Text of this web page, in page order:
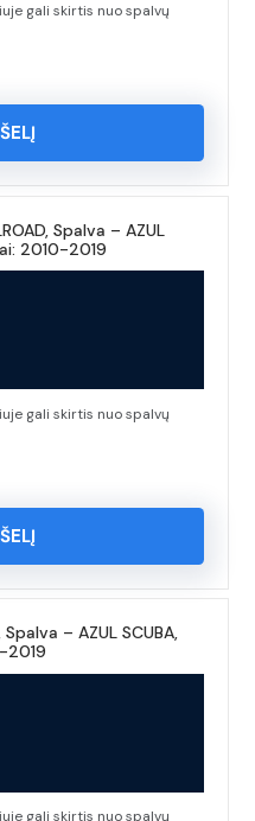
gali skirtis nuo spalvų
Spalva – AZUL
2010-2019
gali skirtis nuo spalvų
Spalva – AZUL SCUBA,
2019
gali skirtis nuo spalvų